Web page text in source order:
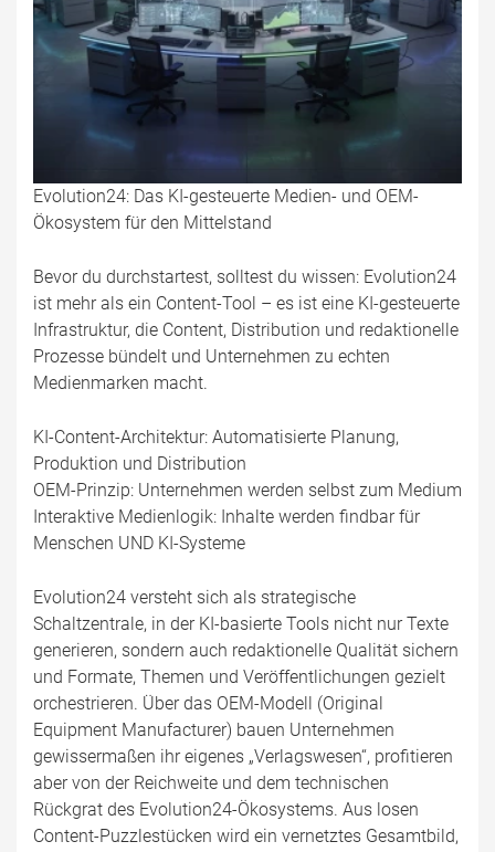
Evolution24: Das KI-gesteuerte Medien- und OEM-
Ökosystem für den Mittelstand
Bevor du durchstartest, solltest du wissen: Evolution24
ist mehr als ein Content-Tool – es ist eine KI-gesteuerte
Infrastruktur, die Content, Distribution und redaktionelle
Prozesse bündelt und Unternehmen zu echten
Medienmarken macht.
KI-Content-Architektur: Automatisierte Planung,
Produktion und Distribution
OEM-Prinzip: Unternehmen werden selbst zum Medium
Interaktive Medienlogik: Inhalte werden findbar für
Menschen UND KI-Systeme
Evolution24 versteht sich als strategische
Schaltzentrale, in der KI-basierte Tools nicht nur Texte
generieren, sondern auch redaktionelle Qualität sichern
und Formate, Themen und Veröffentlichungen gezielt
orchestrieren. Über das OEM-Modell (Original
Equipment Manufacturer) bauen Unternehmen
gewissermaßen ihr eigenes „Verlagswesen“, profitieren
aber von der Reichweite und dem technischen
Rückgrat des Evolution24-Ökosystems. Aus losen
Content-Puzzlestücken wird ein vernetztes Gesamtbild,